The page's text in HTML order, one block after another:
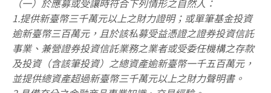
（一）於應募或受讓時符合下列情形之自然人：
1.提供新臺幣三千萬元以上之財力證明；或單筆基金投資
逾新臺幣三百萬元，且於該私募受益憑證之證券投資信託
事業、兼營證券投資信託業務之業者或受委任機構之存款
及投資（含該筆投資）之總資產逾新臺幣一千五百萬元，
並提供總資產超過新臺幣三千萬元以上之財力聲明書。